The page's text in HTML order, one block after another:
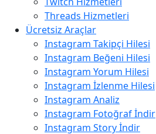
Threads Hizmetleri
Ücretsiz Araçlar
Instagram Takipçi Hilesi
Instagram Beğeni Hilesi
Instagram Yorum Hilesi
Instagram İzlenme Hilesi
Instagram Analiz
Instagram Fotoğraf İndir
Instagram Story İndir